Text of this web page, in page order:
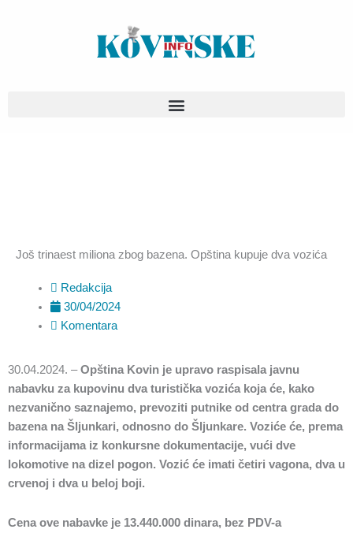
Još trinaest miliona zbog bazena. Opština kupuje dva vozića
Redakcija
30/04/2024
Komentara
30.04.2024. –Opština Kovin je upravo raspisala javnu
nabavku za kupovinu dva turistička vozića koja će, kako
nezvanično saznajemo, prevoziti putnike od centra grada do
bazena na Šljunkari, odnosno do Šljunkare. Voziće će, prema
informacijama iz konkursne dokumentacije, vući dve
lokomotive na dizel pogon. Vozić će imati četiri vagona, dva u
crvenoj i dva u beloj boji.
Cena ove nabavke je 13.440.000 dinara, bez PDV-a